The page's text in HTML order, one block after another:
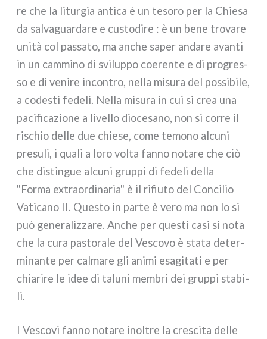
re che la litur­gia anti­ca è un teso­ro per la Chiesa
da sal­va­guar­da­re e custo­di­re : è un bene tro­va­re
uni­tà col pas­sa­to, ma anche saper anda­re avan­ti
in un cam­mi­no di svi­lup­po coe­ren­te e di pro­gres­
so e di veni­re incon­tro, nel­la misu­ra del pos­si­bi­le,
a code­sti fede­li. Nella misu­ra in cui si crea una
paci­fi­ca­zio­ne a livel­lo dio­ce­sa­no, non si cor­re il
rischio del­le due chie­se, come temo­no alcu­ni
pre­su­li, i qua­li a loro vol­ta fan­no nota­re che ciò
che distin­gue alcu­ni grup­pi di fede­li del­la
"Forma extraor­di­na­ria" è il rifiu­to del Concilio
Vaticano II. Questo in par­te è vero ma non lo si
può gene­ra­liz­za­re. Anche per que­sti casi si nota
che la cura pasto­ra­le del Vescovo è sta­ta deter­
mi­nan­te per cal­ma­re gli ani­mi esa­gi­ta­ti e per
chia­ri­re le idee di talu­ni mem­bri dei grup­pi sta­bi­
li.
I Vescovi fan­no nota­re inol­tre la cre­sci­ta del­le